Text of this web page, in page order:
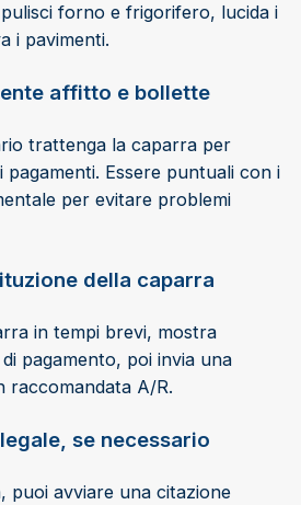
forno e frigorifero, lucida i
i pavimenti.
affitto e bollette
trattenga la caparra per
Essere puntuali con i
per evitare problemi
della caparra
in tempi brevi, mostra
pagamento, poi invia una
raccomandata A/R.
se necessario
puoi avviare una citazione